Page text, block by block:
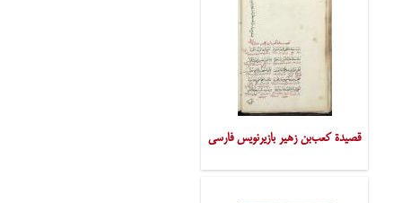
قصیدة کعب‌بن زهیر بازیرنویس فارسی